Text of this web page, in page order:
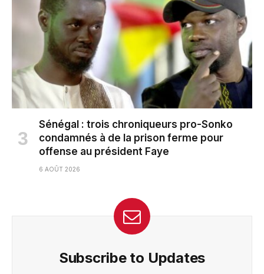
Sénégal : trois chroniqueurs pro-Sonko
condamnés à de la prison ferme pour
offense au président Faye
6 AOÛT 2026
Subscribe to Updates